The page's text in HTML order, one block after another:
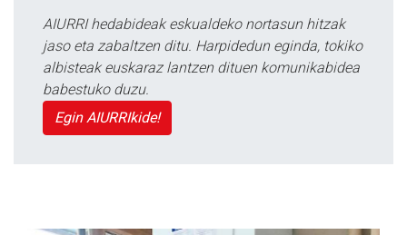
AIURRI hedabideak eskualdeko nortasun hitzak
jaso eta zabaltzen ditu. Harpidedun eginda, tokiko
albisteak euskaraz lantzen dituen komunikabidea
babestuko duzu.
Egin AIURRIkide!